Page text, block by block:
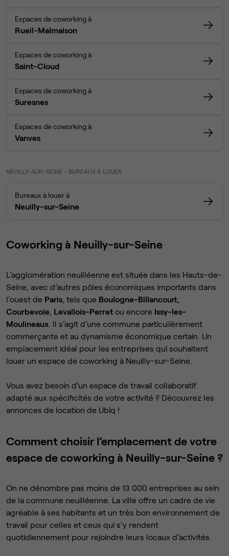
Espaces de coworking à
Rueil-Malmaison
Espaces de coworking à
Saint-Cloud
Espaces de coworking à
Suresnes
Espaces de coworking à
Vanves
NEUILLY-SUR-SEINE - BUREAUX À LOUER
Bureaux à louer à
Neuilly-sur-Seine
Coworking à Neuilly-sur-Seine
L’agglomération neuilléenne est située dans les Hauts-de-
Seine, avec d’autres pôles économiques importants dans
l’ouest de Paris, tels que Boulogne-Billancourt,
Courbevoie, Levallois-Perret ou encore Issy-les-
Moulineaux . Il s’agit d’une commune particulièrement
commerçante et au dynamisme économique certain. Un
emplacement idéal pour les entreprises qui souhaitent
louer un espace de coworking à Neuilly-sur-Seine.
Vous avez besoin d’un espace de travail collaboratif
adapté aux spécificités de votre activité ? Découvrez les
annonces de location de Ubiq !
Comment choisir l’emplacement de votre
espace de coworking à Neuilly-sur-Seine ?
On ne dénombre pas moins de 13 000 entreprises au sein
de la commune neuilléenne. La ville offre un cadre de vie
agréable à ses habitants et un très bon environnement de
travail pour celles et ceux qui s’y rendent
quotidiennement pour rejoindre leurs locaux d’activités.